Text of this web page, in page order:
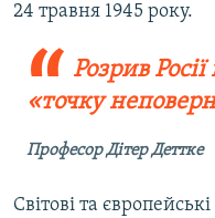
24 травня 1945 року.
Розрив
«точку
Професор Дітер Деттке
Світові та